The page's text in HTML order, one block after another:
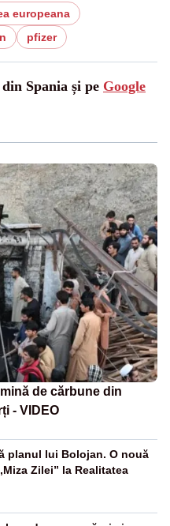
europeana
pfizer
Spania și pe Google
de cărbune din
- VIDEO
planul lui Bolojan. O nouă
Zilei” la Realitatea